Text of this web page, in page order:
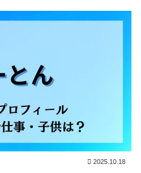
2025.10.18